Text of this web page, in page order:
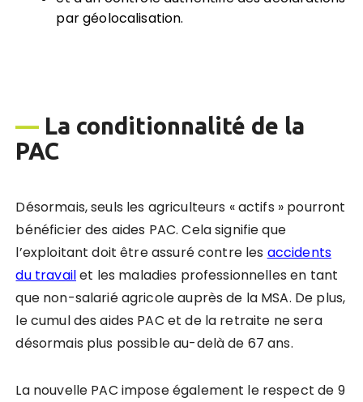
par géolocalisation.
— La conditionnalité de la
PAC
Désormais, seuls les agriculteurs « actifs » pourront
bénéficier des aides PAC. Cela signifie que
l’exploitant doit être assuré contre les accidents
du travailet les maladies professionnelles en tant
que non-salarié agricole auprès de la MSA. De plus,
le cumul des aides PAC et de la retraite ne sera
désormais plus possible au-delà de 67 ans.
La nouvelle PAC impose également le respect de 9